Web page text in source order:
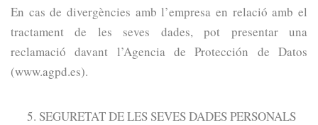
En cas de divergències amb l’empresa en relació amb el
tractament de les seves dades, pot presentar una
reclamació davant l’Agencia de Protección de Datos
(www.agpd.es).
SEGURETAT DE LES SEVES DADES PERSONALS